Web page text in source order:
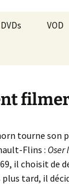
DVDs VOD
tourne son
Flins : Oser
il choisit de
plus tard, il